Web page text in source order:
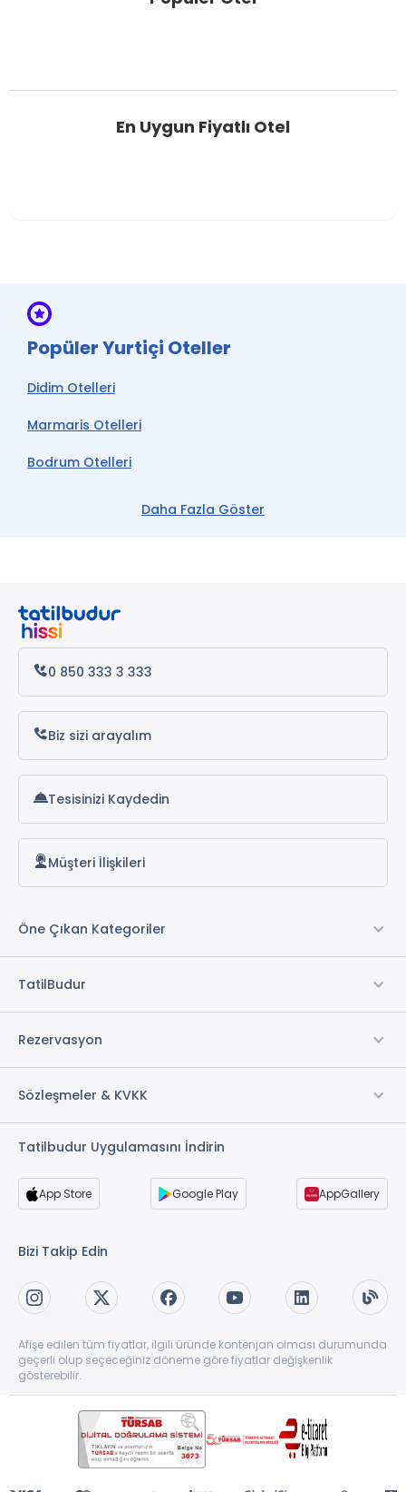
En Uygun Fiyatlı Otel
Daha Fazla Göster
Popüler Yurtiçi Oteller
Didim Otelleri
Marmaris Otelleri
Bodrum Otelleri
Antalya Otelleri
Alanya Otelleri
0 850 333 3 333
Biz sizi arayalım
Tesisinizi Kaydedin
Müşteri İlişkileri
Öne Çıkan Kategoriler
TatilBudur
Rezervasyon
Sözleşmeler & KVKK
Tatilbudur Uygulamasını İndirin
App Store Google Play AppGallery
Bizi Takip Edin
Afişe edilen tüm fiyatlar, ilgili üründe kontenjan olması durumunda
geçerli olup seçeceğiniz döneme göre fiyatlar değişkenlik
gösterebilir.